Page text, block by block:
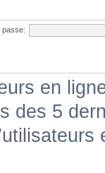
passe:
en
des 5